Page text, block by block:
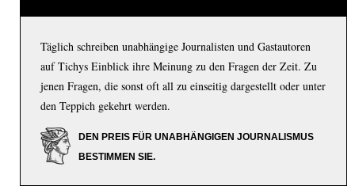
Täglich schreiben unabhängige Journalisten und Gastautoren
auf Tichys Einblick ihre Meinung zu den Fragen der Zeit. Zu
jenen Fragen, die sonst oft all zu einseitig dargestellt oder unter
den Teppich gekehrt werden.
DEN PREIS FÜR UNABHÄNGIGEN JOURNALISMUS
BESTIMMEN SIE.